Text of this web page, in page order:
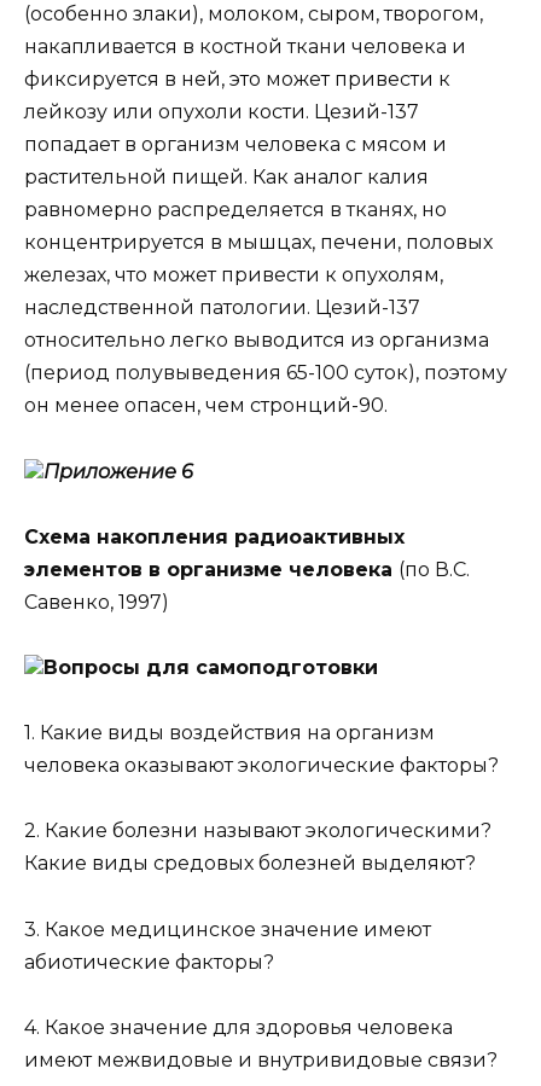
(особенно злаки), молоком, сыром, творогом,
накапливается в костной ткани человека и
фиксируется в ней, это может привести к
лейкозу или опухоли кости. Цезий-137
попадает в организм человека с мясом и
растительной пищей. Как аналог калия
равномерно распределяется в тканях, но
концентрируется в мышцах, печени, половых
железах, что может привести к опухолям,
наследственной патологии. Цезий-137
относительно легко выводится из организма
(период полувыведения 65-100 суток), поэтому
он менее опасен, чем стронций-90.
Приложение 6
Схема накопления радиоактивных
элементов в организме человека (по В.С.
Савенко, 1997)
Вопросы для самоподготовки
1. Какие виды воздействия на организм
человека оказывают экологические факторы?
2. Какие болезни называют экологическими?
Какие виды средовых болезней выделяют?
3. Какое медицинское значение имеют
абиотические факторы?
4. Какое значение для здоровья человека
имеют межвидовые и внутривидовые связи?